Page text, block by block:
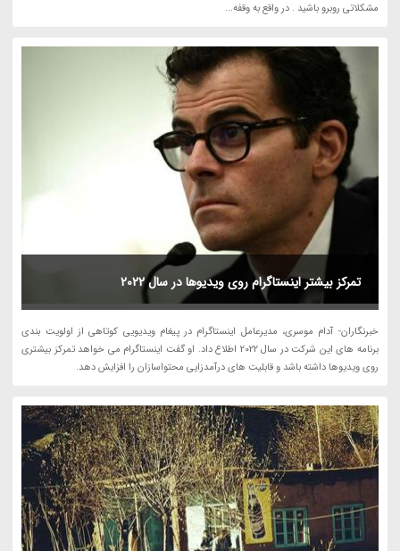
مشکلاتی روبرو باشید . در واقع به وقفه...
تمرکز بیشتر اینستاگرام روی ویدیوها در سال 2022
خبرنگاران- آدام موسری، مدیرعامل اینستاگرام در پیغام ویدیویی کوتاهی از اولویت بندی
برنامه های این شرکت در سال 2022 اطلاع داد. او گفت اینستاگرام می خواهد تمرکز بیشتری
روی ویدیوها داشته باشد و قابلیت های درآمدزایی محتواسازان را افزایش دهد.